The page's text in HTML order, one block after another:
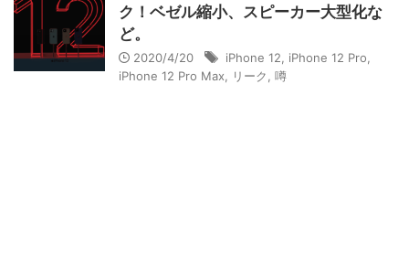
ク！ベゼル縮小、スピーカー大型化な
ど。
2020/4/20 iPhone 12 iPhone 12 Pro
iPhone 12 Pro Max
リーク 噂